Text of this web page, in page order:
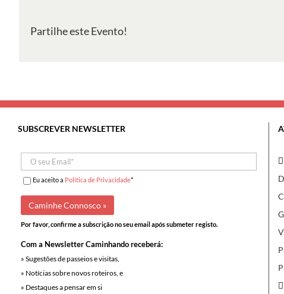
Partilhe este Evento!
SUBSCREVER NEWSLETTER
Eu aceito a Política de Privacidade*
Por favor, confirme a subscrição no seu email após submeter registo.
Com a Newsletter Caminhando receberá:
» Sugestões de passeios e visitas,
» Notícias sobre novos roteiros, e
» Destaques a pensar em si